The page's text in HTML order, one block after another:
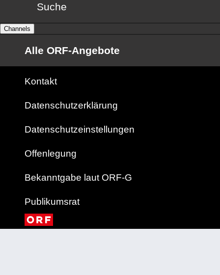
Suche
Channels
Alle ORF-Angebote
Kontakt
Datenschutzerklärung
Datenschutzeinstellungen
Offenlegung
Bekanntgabe laut ORF-G
Publikumsrat